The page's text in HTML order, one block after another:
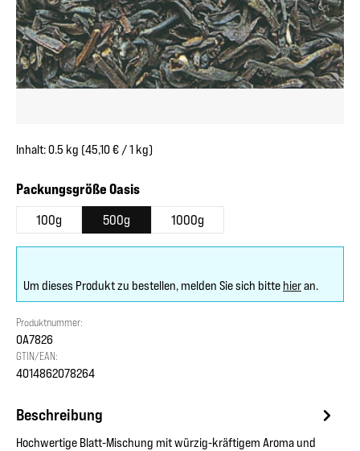
Inhalt:0.5 kg (45,10 € / 1 kg)
Packungsgröße Oasisauswählen
100g 500g 1000g
Um dieses Produkt zu bestellen, melden Sie sich bitte hieran.
Produktnummer:
OA7826
GTIN/EAN:
4014862078264
Beschreibung
Hochwertige Blatt-Mischung mit würzig-kräftigem Aroma und